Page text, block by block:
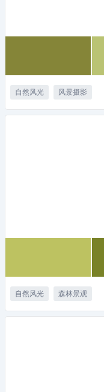
自然风光 风景摄影
自然风光 森林景观